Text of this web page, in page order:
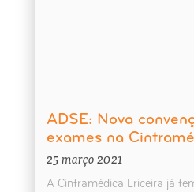
ADSE: Nova
exames na
25 março 2021
A Cintramédica Ericeira já